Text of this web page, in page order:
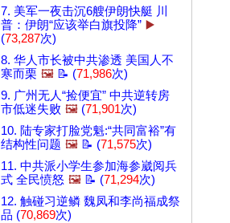
7. 美军一夜击沉6艘伊朗快艇 川
普：伊朗“应该举白旗投降” ▶️
(73,287次)
8. 华人市长被中共渗透 美国人不
寒而栗 🖼️ 📝 (71,986次)
9. 广州无人“捡便宜” 中共逆转房
市低迷失败 🖼️ (71,901次)
10. 陆专家打脸党魁:“共同富裕”有
结构性问题 🖼️ 📝 (71,575次)
11. 中共派小学生参加海参崴阅兵
式 全民愤怒 🖼️ 📝 (71,294次)
12. 触碰习逆鳞 魏凤和李尚福成祭
品 (70,869次)